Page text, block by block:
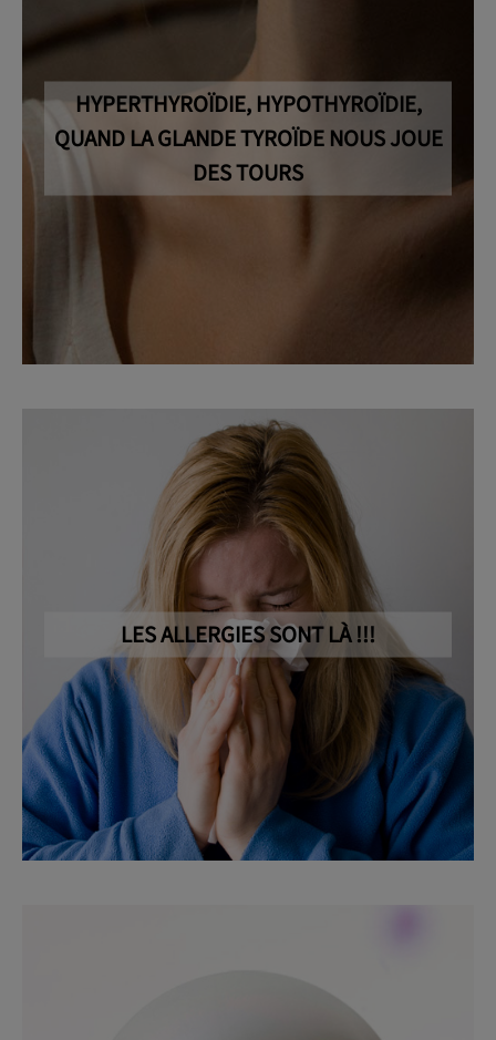
HYPERTHYROÏDIE, HYPOTHYROÏDIE,
QUAND LA GLANDE TYROÏDE NOUS JOUE
DES TOURS
LES ALLERGIES SONT LÀ !!!